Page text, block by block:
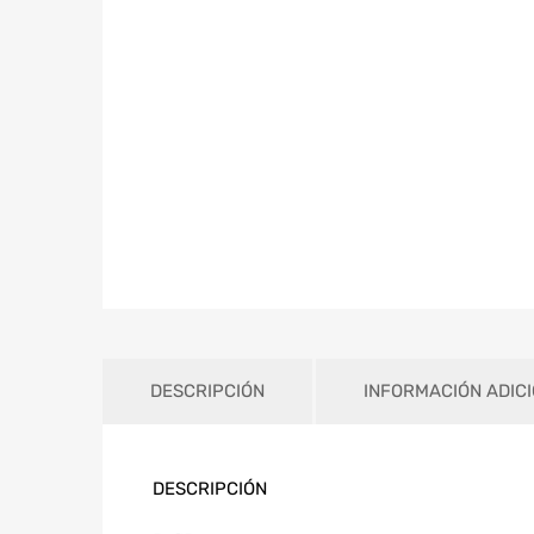
DESCRIPCIÓN INFORMACIÓN
DESCRIPCIÓN